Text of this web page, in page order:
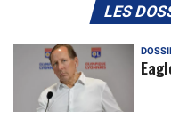
LES